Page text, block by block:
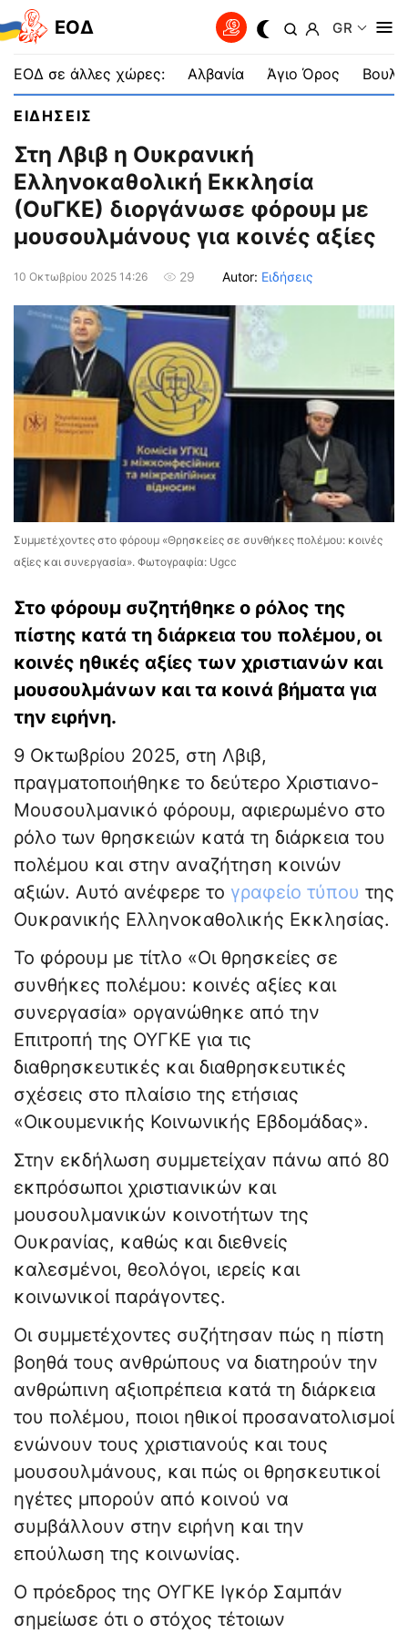
EOΔ GR
ΕΟΔ σε άλλες χώρες: Αλβανία Άγιο Όρος
ΕΙΔΗΣΕΙΣ
Στη Λβιβ η Ουκρανική
Ελληνοκαθολική Εκκλησία
(ΟυΓΚΕ) διοργάνωσε φόρουμ με
μουσουλμάνους για κοινές αξίες
10 Οκτωβρίου 2025 14:26 29 Autor: Ειδήσεις
Συμμετέχοντες στο φόρουμ «Θρησκείες σε συνθήκες πολέμου: κοινές
αξίες και συνεργασία». Φωτογραφία: Ugcc
Στο φόρουμ συζητήθηκε ο ρόλος της
πίστης κατά τη διάρκεια του πολέμου, οι
κοινές ηθικές αξίες των χριστιανών και
μουσουλμάνων και τα κοινά βήματα για
την ειρήνη.
9 Οκτωβρίου 2025, στη Λβιβ,
πραγματοποιήθηκε το δεύτερο Χριστιανο-
Μουσουλμανικό φόρουμ, αφιερωμένο στο
ρόλο των θρησκειών κατά τη διάρκεια του
πολέμου και στην αναζήτηση κοινών
αξιών. Αυτό ανέφερε το γραφείο τύπου της
Ουκρανικής Ελληνοκαθολικής Εκκλησίας.
Το φόρουμ με τίτλο «Οι θρησκείες σε
συνθήκες πολέμου: κοινές αξίες και
συνεργασία» οργανώθηκε από την
Επιτροπή της ΟΥΓΚΕ για τις
διαθρησκευτικές και διαθρησκευτικές
σχέσεις στο πλαίσιο της ετήσιας
«Οικουμενικής Κοινωνικής Εβδομάδας».
Στην εκδήλωση συμμετείχαν πάνω από 80
εκπρόσωποι χριστιανικών και
μουσουλμανικών κοινοτήτων της
Ουκρανίας, καθώς και διεθνείς
καλεσμένοι, θεολόγοι, ιερείς και
κοινωνικοί παράγοντες.
Οι συμμετέχοντες συζήτησαν πώς η πίστη
βοηθά τους ανθρώπους να διατηρούν την
ανθρώπινη αξιοπρέπεια κατά τη διάρκεια
του πολέμου, ποιοι ηθικοί προσανατολισμοί
ενώνουν τους χριστιανούς και τους
μουσουλμάνους, και πώς οι θρησκευτικοί
ηγέτες μπορούν από κοινού να
συμβάλλουν στην ειρήνη και την
επούλωση της κοινωνίας.
Ο πρόεδρος της ΟΥΓΚΕ Ιγκόρ Σαμπάν
σημείωσε ότι ο στόχος τέτοιων